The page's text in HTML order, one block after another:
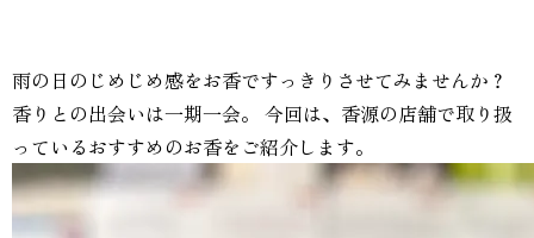
雨の日のじめじめ感をお香ですっきりさせてみませんか？
香りとの出会いは一期一会。 今回は、香源の店舗で取り扱
っているおすすめのお香をご紹介します。